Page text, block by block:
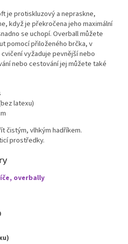
je protiskluzový a nepraskne,
když je překročena jeho maximální
se uchopí. Overball můžete
pomocí přiloženého brčka, v
vyžaduje pevnější nebo
nebo cestování jej můžete také
latexu)
čistým, vlhkým hadříkem.
prostředky.
overbally